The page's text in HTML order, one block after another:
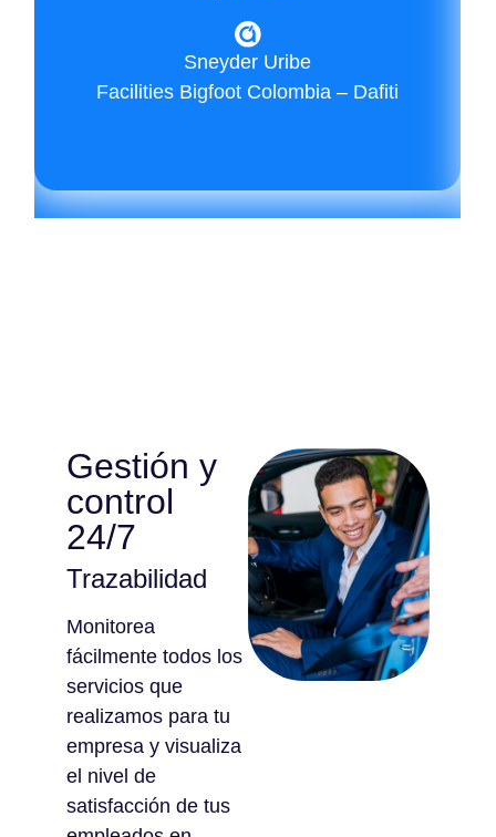
Sneyder Uribe
Facilities Bigfoot Colombia – Dafiti
Gestión y
control
24/7
Trazabilidad
Monitorea
fácilmente todos los
servicios que
realizamos para tu
empresa y visualiza
el nivel de
satisfacción de tus